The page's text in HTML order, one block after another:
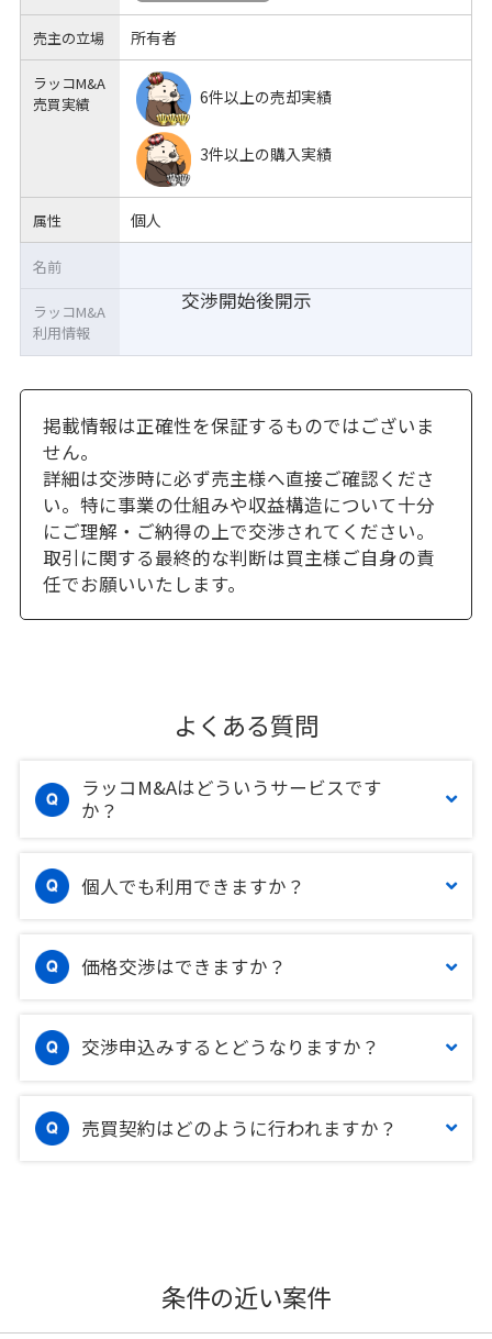
売主の立場 所有者
ラッコM&A
売買実績
6件以上の売却実績
3件以上の購入実績
属性 個人
交渉開始後開示
名前
ラッコM&A
利用情報
掲載情報は正確性を保証するものではございま
せん。
詳細は交渉時に必ず売主様へ直接ご確認くださ
い。特に事業の仕組みや収益構造について十分
にご理解・ご納得の上で交渉されてください。
取引に関する最終的な判断は買主様ご自身の責
任でお願いいたします。
よくある質問
ラッコM&Aはどういうサービスです
か？
個人でも利用できますか？
価格交渉はできますか？
交渉申込みするとどうなりますか？
売買契約はどのように行われますか？
条件の近い案件